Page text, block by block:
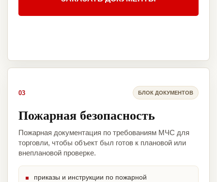
03 БЛОК ДОКУМЕНТОВ
Пожарная безопасность
Пожарная документация по требованиям МЧС для
торговли, чтобы объект был готов к плановой или
внеплановой проверке.
приказы и инструкции по пожарной